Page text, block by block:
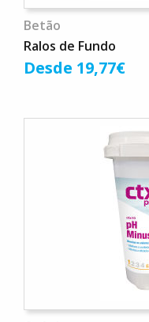
Betão
Ralos de Fundo
Desde 19,77€